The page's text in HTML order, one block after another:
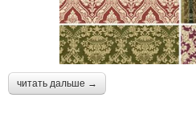
читать дальше →